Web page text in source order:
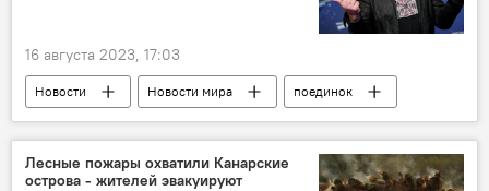
16 августа 2023, 17:03
Новости Новости мира
поединок
Илон Маск
Марк Цукерберг
Лесные пожары охватили Канарские
острова - жителей эвакуируют